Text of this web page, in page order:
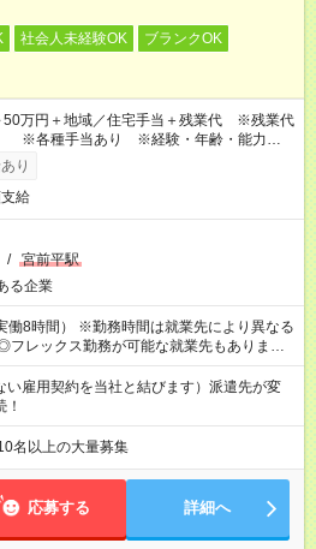
社会人未経験OK
ブランクOK
50万円＋地域／住宅手当＋残業代 ※残業代
※各種手当あり ※経験・年齢・能力等を
します。
り
給
/ 宮前平駅
る企業
働8時間） ※勤務時間は就業先により異なる
に働きやすい環境をつくるべく、 働き方
取り組んでいます。
い雇用契約を当社と結びます）派遣先が変
名以上の大量募集
応募する 詳細へ